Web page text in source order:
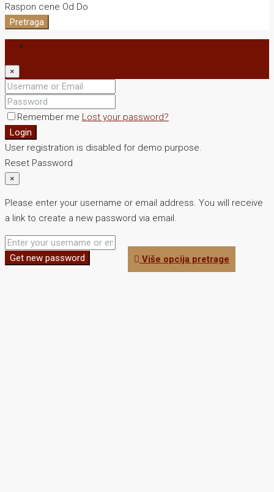
Više opcija pretrage
Raspon cene Od Do
Pretraga
×
Remember me Lost your password?
Login
User registration is disabled for demo purpose.
Reset Password
×
Please enter your username or email address. You will receive
a link to create a new password via email.
Get new password